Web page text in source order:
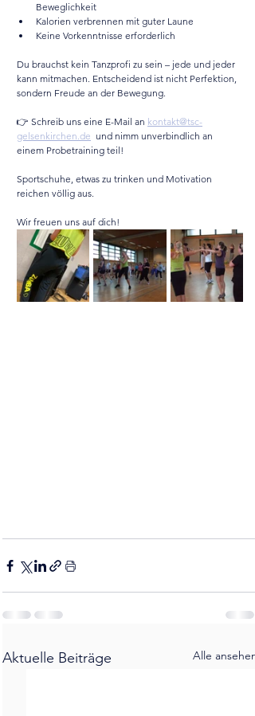
Beweglichkeit
Kalorien verbrennen mit guter Laune
Keine Vorkenntnisse erforderlich
Du brauchst kein Tanzprofi zu sein – jede und jeder
kann mitmachen. Entscheidend ist nicht Perfektion,
sondern Freude an der Bewegung.
👉 Schreib uns eine E-Mail an kontakt@tsc-
gelsenkirchen.de
  und nimm unverbindlich an
einem Probetraining teil!
Sportschuhe, etwas zu trinken und Motivation
reichen völlig aus.
Wir freuen uns auf dich!
Aktuelle Beiträge Alle ansehen